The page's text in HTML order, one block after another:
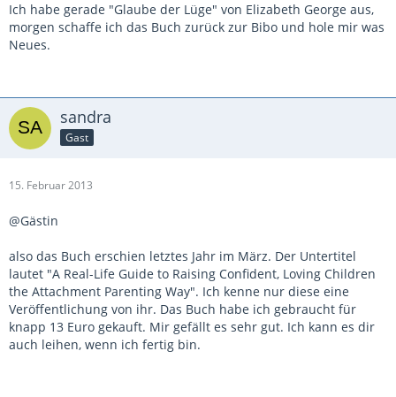
Ich habe gerade "Glaube der Lüge" von Elizabeth George aus,
morgen schaffe ich das Buch zurück zur Bibo und hole mir was
Neues.
sandra
Gast
15. Februar 2013
@Gästin
also das Buch erschien letztes Jahr im März. Der Untertitel
lautet "A Real-Life Guide to Raising Confident, Loving Children
the Attachment Parenting Way". Ich kenne nur diese eine
Veröffentlichung von ihr. Das Buch habe ich gebraucht für
knapp 13 Euro gekauft. Mir gefällt es sehr gut. Ich kann es dir
auch leihen, wenn ich fertig bin.